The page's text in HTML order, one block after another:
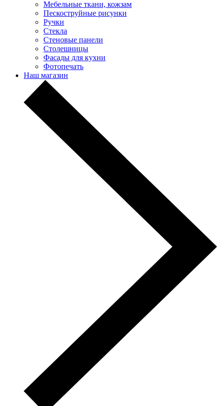
Мебельные ткани, кожзам
Пескоструйные рисунки
Ручки
Стекла
Стеновые панели
Столешницы
Фасады для кухни
Фотопечать
Наш магазин